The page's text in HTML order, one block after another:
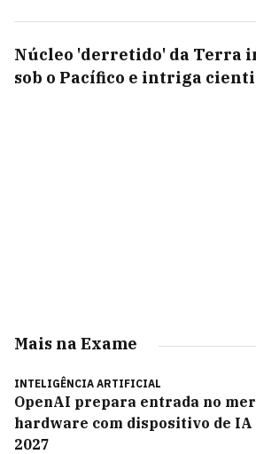
Núcleo 'derretido' da Terra
sob o Pacífico e intriga
Mais na Exame
INTELIGÊNCIA ARTIFICIAL
OpenAI prepara entrada no
hardware com dispositivo de
2027